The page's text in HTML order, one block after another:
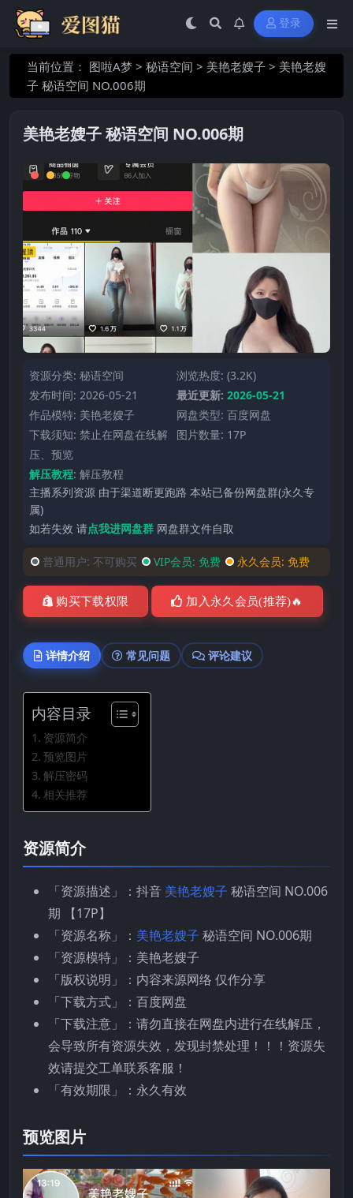
登录
当前位置： 图啦A梦 > 秘语空间 > 美艳老嫂子 > 美艳老嫂
子 秘语空间 NO.006期
美艳老嫂子 秘语空间 NO.006期
资源分类: 秘语空间
浏览热度: (3.2K)
发布时间: 2026-05-21
最近更新: 2026-05-21
作品模特: 美艳老嫂子
网盘类型: 百度网盘
下载须知: 禁止在网盘在线解
压、预览
图片数量: 17P
解压教程: 解压教程
主播系列资源 由于渠道断更跑路 本站已备份网盘群(永久专
属)
如若失效 请点我进网盘群 网盘群文件自取
普通用户: 不可购买 VIP会员: 免费 永久会员: 免费
购买下载权限 加入永久会员(推荐)🔥
详情介绍 常见问题 评论建议
内容目录
资源简介
预览图片
解压密码
相关推荐
资源简介
「资源描述」：抖音 美艳老嫂子 秘语空间 NO.006
期 【17P】
「资源名称」： 美艳老嫂子 秘语空间 NO.006期
「资源模特」：美艳老嫂子
「版权说明」：内容来源网络 仅作分享
「下载方式」：百度网盘
「下载注意」：请勿直接在网盘内进行在线解压，
会导致所有资源失效，发现封禁处理！！！资源失
效请提交工单联系客服！
「有效期限」：永久有效
预览图片